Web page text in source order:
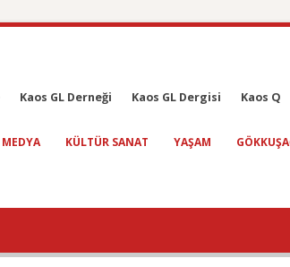
Kaos GL Derneği Kaos GL Dergisi Kaos Q
MEDYA KÜLTÜR SANAT YAŞAM